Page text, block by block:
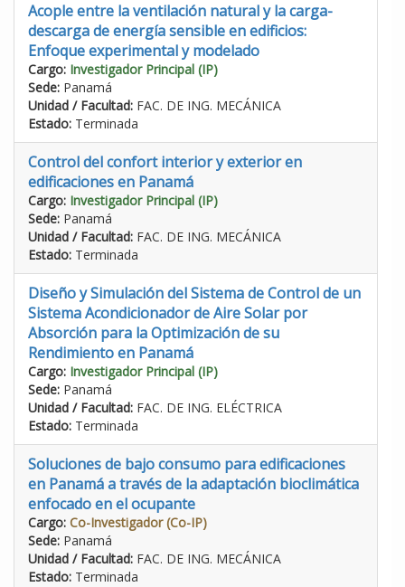
Acople entre la ventilación natural y la carga-
descarga de energía sensible en edificios:
Enfoque experimental y modelado
Cargo: Investigador Principal (IP)
Sede: Panamá
Unidad / Facultad: FAC. DE ING. MECÁNICA
Estado: Terminada
Control del confort interior y exterior en
edificaciones en Panamá
Cargo: Investigador Principal (IP)
Sede: Panamá
Unidad / Facultad: FAC. DE ING. MECÁNICA
Estado: Terminada
Diseño y Simulación del Sistema de Control de un
Sistema Acondicionador de Aire Solar por
Absorción para la Optimización de su
Rendimiento en Panamá
Cargo: Investigador Principal (IP)
Sede: Panamá
Unidad / Facultad: FAC. DE ING. ELÉCTRICA
Estado: Terminada
Soluciones de bajo consumo para edificaciones
en Panamá a través de la adaptación bioclimática
enfocado en el ocupante
Cargo: Co-Investigador (Co-IP)
Sede: Panamá
Unidad / Facultad: FAC. DE ING. MECÁNICA
Estado: Terminada